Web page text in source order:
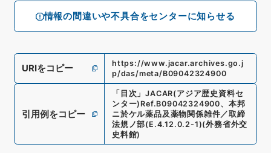
情報の間違いや不具合をセンターに知らせる
URIをコピー
https://www.jacar.archives.go.j
p/das/meta/B09042324900
引用例をコピー
「 目次 」JACAR(アジア歴史資料セ
ンター) Ref.B09042324900、 本邦
ニ於ケル薬品及薬物関係雑件／取締
法規ノ部(E.4.12.0.2-1)(外務省外交
史料館)